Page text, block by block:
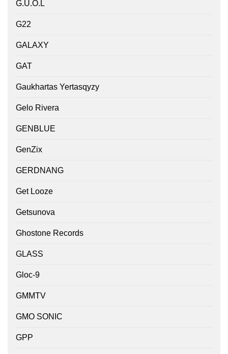
G.U.O.L
G22
GALAXY
GAT
Gaukhartas Yertasqyzy
Gelo Rivera
GENBLUE
GenZix
GERDNANG
Get Looze
Getsunova
Ghostone Records
GLASS
Gloc-9
GMMTV
GMO SONIC
GPP